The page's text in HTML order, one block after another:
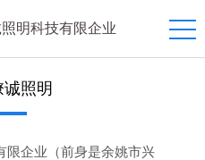
明科技有限企业
照明
限企业（前身是余姚市兴